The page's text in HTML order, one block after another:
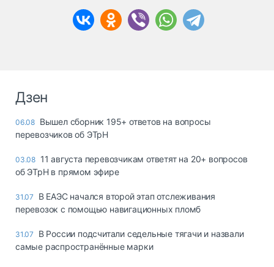
Дзен
06.08 Вышел сборник 195+ ответов на вопросы
перевозчиков об ЭТрН
03.08 11 августа перевозчикам ответят на 20+ вопросов
об ЭТрН в прямом эфире
31.07
В ЕАЭС начался второй этап отслеживания
перевозок с помощью навигационных пломб
31.07
В России подсчитали седельные тягачи и назвали
самые распространённые марки